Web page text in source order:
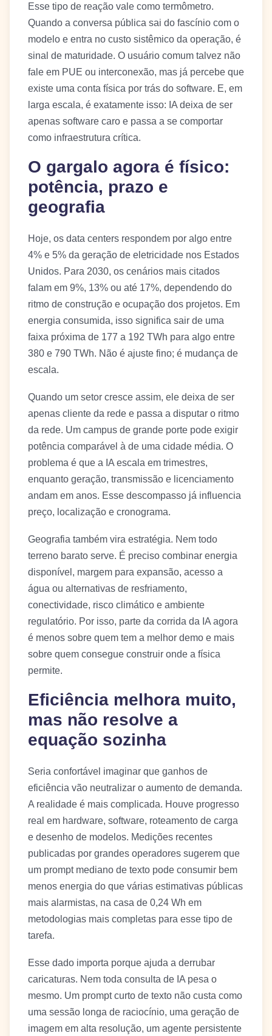
Esse tipo de reação vale como termômetro.
Quando a conversa pública sai do fascínio com o
modelo e entra no custo sistêmico da operação, é
sinal de maturidade. O usuário comum talvez não
fale em PUE ou interconexão, mas já percebe que
existe uma conta física por trás do software. E, em
larga escala, é exatamente isso: IA deixa de ser
apenas software caro e passa a se comportar
como infraestrutura crítica.
O gargalo agora é físico:
potência, prazo e
geografia
Hoje, os data centers respondem por algo entre
4% e 5% da geração de eletricidade nos Estados
Unidos. Para 2030, os cenários mais citados
falam em 9%, 13% ou até 17%, dependendo do
ritmo de construção e ocupação dos projetos. Em
energia consumida, isso significa sair de uma
faixa próxima de 177 a 192 TWh para algo entre
380 e 790 TWh. Não é ajuste fino; é mudança de
escala.
Quando um setor cresce assim, ele deixa de ser
apenas cliente da rede e passa a disputar o ritmo
da rede. Um campus de grande porte pode exigir
potência comparável à de uma cidade média. O
problema é que a IA escala em trimestres,
enquanto geração, transmissão e licenciamento
andam em anos. Esse descompasso já influencia
preço, localização e cronograma.
Geografia também vira estratégia. Nem todo
terreno barato serve. É preciso combinar energia
disponível, margem para expansão, acesso a
água ou alternativas de resfriamento,
conectividade, risco climático e ambiente
regulatório. Por isso, parte da corrida da IA agora
é menos sobre quem tem a melhor demo e mais
sobre quem consegue construir onde a física
permite.
Eficiência melhora muito,
mas não resolve a
equação sozinha
Seria confortável imaginar que ganhos de
eficiência vão neutralizar o aumento de demanda.
A realidade é mais complicada. Houve progresso
real em hardware, software, roteamento de carga
e desenho de modelos. Medições recentes
publicadas por grandes operadores sugerem que
um prompt mediano de texto pode consumir bem
menos energia do que várias estimativas públicas
mais alarmistas, na casa de 0,24 Wh em
metodologias mais completas para esse tipo de
tarefa.
Esse dado importa porque ajuda a derrubar
caricaturas. Nem toda consulta de IA pesa o
mesmo. Um prompt curto de texto não custa como
uma sessão longa de raciocínio, uma geração de
imagem em alta resolução, um agente persistente